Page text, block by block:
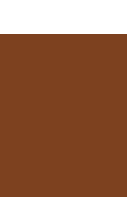
phòng thí nghiệm
bàn TD5A
tâm phòng thí